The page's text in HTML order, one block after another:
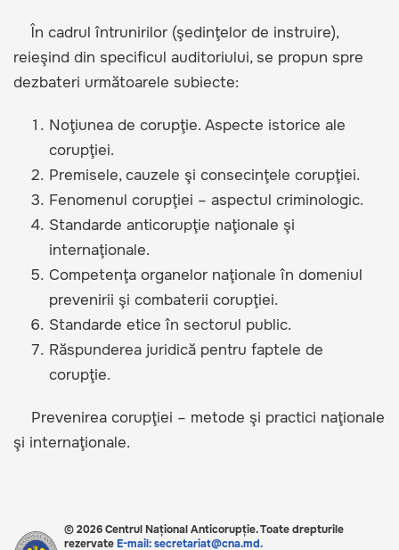
În cadrul întrunirilor (şedinţelor de instruire),
reieşind din specificul auditoriului, se propun spre
dezbateri următoarele subiecte:
Noţiunea de corupţie. Aspecte istorice ale
corupţiei.
Premisele, cauzele şi consecinţele corupţiei.
Fenomenul corupţiei – aspectul criminologic.
Standarde anticorupţie naţionale şi
internaţionale.
Competenţa organelor naţionale în domeniul
prevenirii şi combaterii corupţiei.
Standarde etice în sectorul public.
Răspunderea juridică pentru faptele de
corupţie.
Prevenirea corupţiei – metode şi practici naţionale
şi internaţionale.
© 2026 Centrul Național Anticorupție. Toate drepturile
rezervate E-mail: secretariat@cna.md.